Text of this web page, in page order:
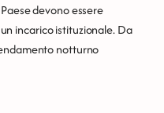
devono essere
incarico istituzionale. Da
notturno